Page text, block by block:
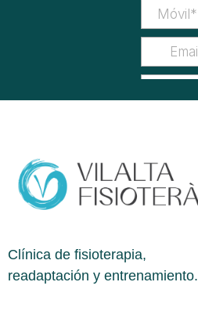
Clínica de fisioterapia,
readaptación y entrenamiento.